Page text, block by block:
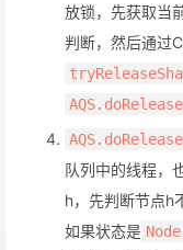
放锁，先获取当
判断，然后通过
队列中的线程，
h，先判断节点h
如果状态是